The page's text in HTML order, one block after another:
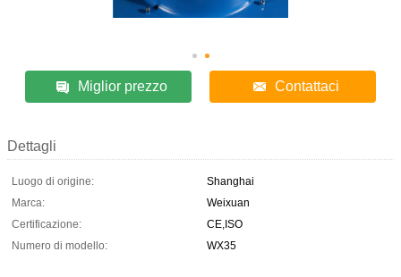
Miglior prezzo Contattaci
Dettagli
Luogo di origine:
Shanghai
Marca:
Weixuan
Certificazione:
CE,ISO
Numero di modello:
WX35